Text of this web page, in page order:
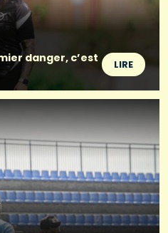
danger, c’est
LIRE